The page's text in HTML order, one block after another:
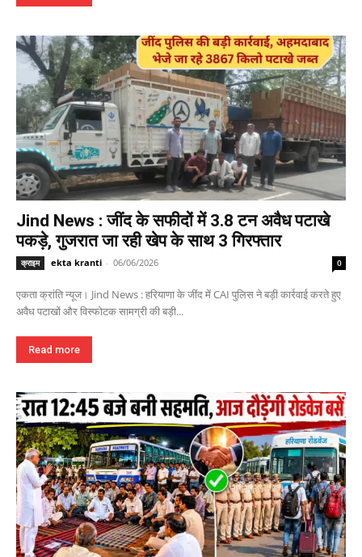
Jind News : जींद के सफीदों में 3.8 टन अवैध पटाखे
पकड़े, गुजरात जा रही खेप के साथ 3 गिरफ्तार
क्राइम ekta kranti - 06/06/2026 0
एकता क्रांति न्यूज। Jind News : हरियाणा के जींद में CAI पुलिस ने बड़ी कार्रवाई करते हुए
अवैध पटाखों और विस्फोटक सामग्री की बड़ी...
Read more